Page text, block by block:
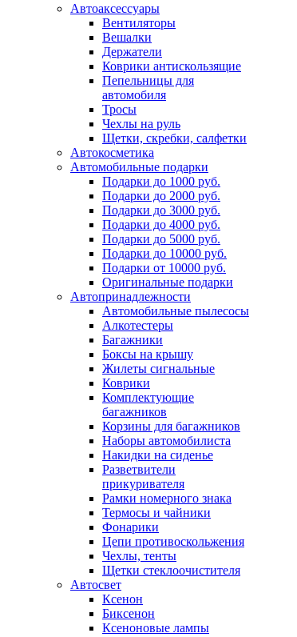
Автоаксессуары
Вентиляторы
Вешалки
Держатели
Коврики антискользящие
Пепельницы для
автомобиля
Тросы
Чехлы на руль
Щетки, скребки, салфетки
Автокосметика
Автомобильные подарки
Подарки до 1000 руб.
Подарки до 2000 руб.
Подарки до 3000 руб.
Подарки до 4000 руб.
Подарки до 5000 руб.
Подарки до 10000 руб.
Подарки от 10000 руб.
Оригинальные подарки
Автопринадлежности
Автомобильные пылесосы
Алкотестеры
Багажники
Боксы на крышу
Жилеты сигнальные
Коврики
Комплектующие
багажников
Корзины для багажников
Наборы автомобилиста
Накидки на сиденье
Разветвители
прикуривателя
Рамки номерного знака
Термосы и чайники
Фонарики
Цепи противоскольжения
Чехлы, тенты
Щетки стеклоочистителя
Автосвет
Ксенон
Биксенон
Ксеноновые лампы